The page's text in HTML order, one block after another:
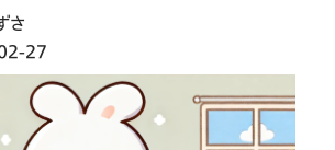
さ
27